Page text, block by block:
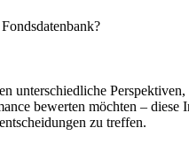
unterschiedliche
bewerten möchten –
zu treffen.